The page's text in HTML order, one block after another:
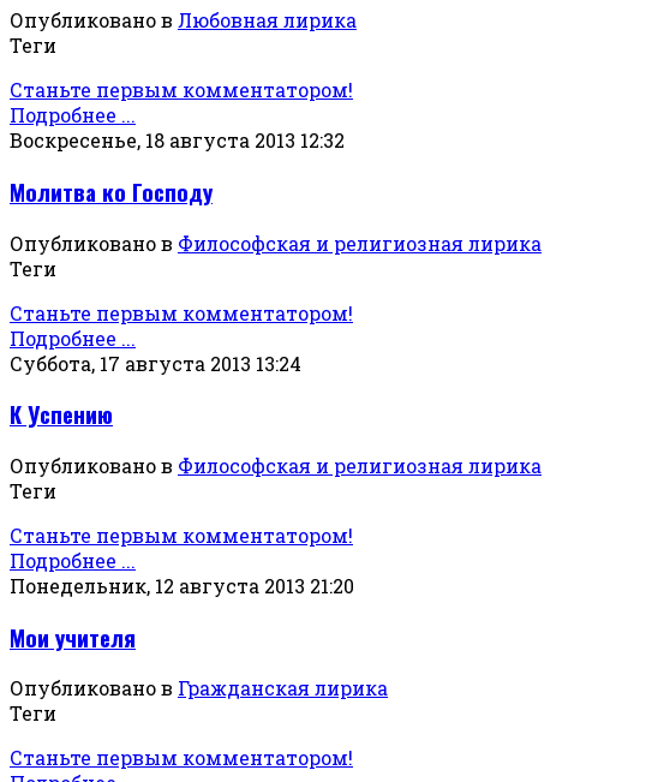
Опубликовано в Любовная лирика
Теги
Станьте первым комментатором!
Подробнее ...
Воскресенье, 18 августа 2013 12:32
Молитва ко Господу
Опубликовано в Философская и религиозная лирика
Теги
Станьте первым комментатором!
Подробнее ...
Суббота, 17 августа 2013 13:24
К Успению
Опубликовано в Философская и религиозная лирика
Теги
Станьте первым комментатором!
Подробнее ...
Понедельник, 12 августа 2013 21:20
Мои учителя
Опубликовано в Гражданская лирика
Теги
Станьте первым комментатором!